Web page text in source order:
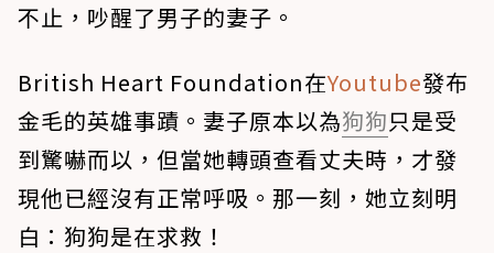
不止，吵醒了男子的妻子。
British Heart Foundation在Youtube發布
金毛的英雄事蹟。妻子原本以為狗狗只是受
到驚嚇而以，但當她轉頭查看丈夫時，才發
現他已經沒有正常呼吸。那一刻，她立刻明
白：狗狗是在求救！